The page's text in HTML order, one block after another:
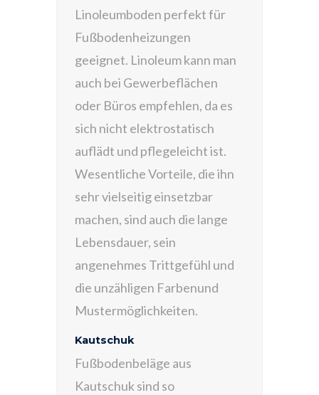
Linoleumboden perfekt für
Fußbodenheizungen
geeignet. Linoleum kann man
auch bei Gewerbeflächen
oder Büros empfehlen, da es
sich nicht elektrostatisch
auflädt und pflegeleicht ist.
Wesentliche Vorteile, die ihn
sehr vielseitig einsetzbar
machen, sind auch die lange
Lebensdauer, sein
angenehmes Trittgefühl und
die unzähligen Farbenund
Mustermöglichkeiten.
Kautschuk
Fußbodenbeläge aus
Kautschuk sind so